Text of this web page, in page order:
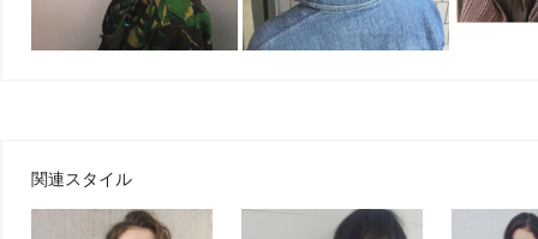
関連スタイル